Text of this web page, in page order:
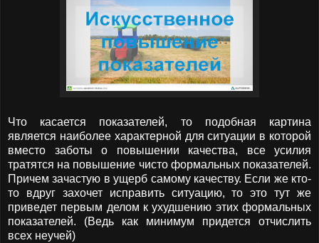
Что касается показателей, то подобная картина
является наиболее характерной для ситуации в которой
вместо заботы о повышении качества, все усилия
тратятся на повышение чисто формальных показателей.
Причем зачастую в ущерб самому качеству. Если же кто-
то вдруг захочет исправить ситуацию, то это тут же
приведет первым делом к ухудшению этих формальных
показателей. (Ведь как минимум придется отчислить
всех неучей)